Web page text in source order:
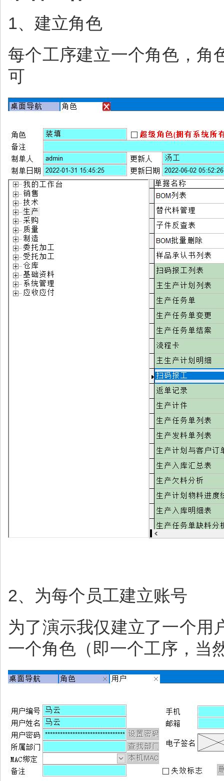
1、建立角色
每个工序建立一个角色，角
可
2、为每个员工建立账号
为了演示我仅建立了一个用
一个角色（即一个工序，当